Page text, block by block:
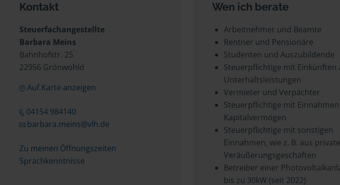
Kontakt
Steuerfachangestellte
Barbara Meins
Bahnhofstr. 25
22956 Grönwohld
Auf Karte anzeigen
04154 984140
barbara.meins@vlh.de
Zu meinen Öffnungszeiten
Sprachkenntnisse
Wen ich berate
Arbeitnehmer und Beamte
Rentner und Pensionäre
Studenten und Auszubildende
Steuerpflichtige mit Einkünften
Unterhaltsleistungen
Vermieter und Verpächter
Steuerpflichtige mit
Kapitalvermögen
Steuerpflichtige mit sonstigen
Einnahmen, wie z. B. aus
Veräußerungsgeschäften
Betreiber einer
bis zu 30kW (seit 2022)